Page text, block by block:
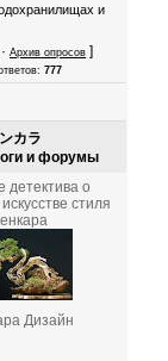
и
·Архив опросов ]
777
カラ
и форумы
детектива о
стиля
Дизайн